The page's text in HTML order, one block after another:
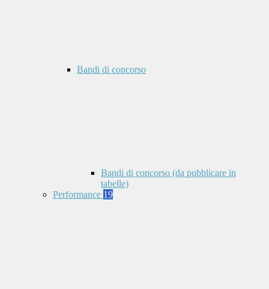
Bandi di concorso
Bandi di concorso (da pubblicare in
tabelle)
Performance 19